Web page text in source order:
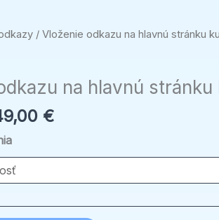
/ Vloženie odkazu na hlavnú stránku
na hlavnú stránku
€
Price
through
49,00 €